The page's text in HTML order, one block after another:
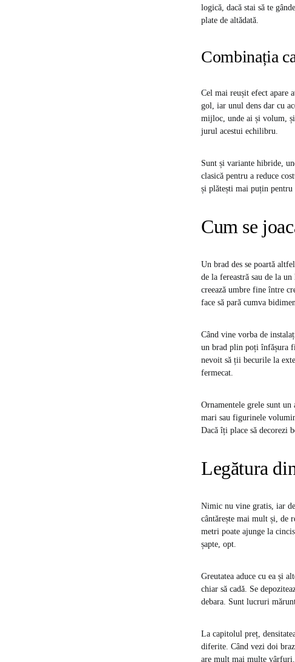
logică, dacă stai să te
plate de altădată.
Combinația
Cel mai reușit efect apare
gol, iar unul dens dar cu
mijloc, unde ai și volum,
jurul acestui echilibru.
Sunt și variante hibride,
clasică pentru a reduce
și plătești mai puțin pentru
Cum se
Un brad des se poartă
de la fereastră sau de la
creează umbre fine între
face să pară cumva
Când vine vorba de
un brad plin poți înfășura
nevoit să ții becurile la
fermecat.
Ornamentele grele sunt
mari sau figurinele
Dacă îți place să decorezi
Legătura
Nimic nu vine gratis, iar
cântărește mai mult și, de
metri poate ajunge la
șapte, opt.
Greutatea aduce cu ea și
chiar să cadă. Se
debara. Sunt lucruri
La capitolul preț,
diferite. Când vezi doi
are mult mai multe